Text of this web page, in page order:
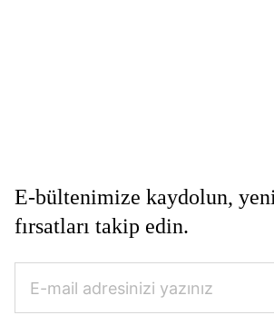
E-bültenimize kaydolun,
fırsatları takip edin.